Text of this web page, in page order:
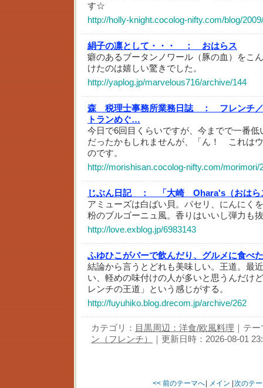
す☆
http://holly-knight.cocolog-nifty.com/blog/
絹子の凛として・・・ ：
おはらス
癖のあるブータンノワール（豚の血）をこ
けたのは嬉しい驚きでした。
http://yaplog.jp/marvelous716/archive/144
森 税理士事務所業務日誌 ：
フレンチ
トランめぐ…
今日で6回目くらいですが、今までで一番
だったかもしれませんが、「ん！ これは
のです。
http://morishisan.cocolog-nifty.com/morimori/
じぶん日記 ：
「大崎 Ohara's（おは
アミューズは白ばい貝。パセリ、にんにく
粉のブルゴーニュ風。香りはいいし弾力も
http://love.exblog.jp/6983143
ふゆひこがバーで飲んだり、グルメに食べ
結論から言うとどれも美味しい。王道。最
い、軽めの味付けの人が多いと思うんだけ
レンチの王道」という感じがする。
http://fuyuhiko.blog.drecom.jp/archive/262
カテゴリ： 目黒周辺：洋食/欧風料理 ｜テ
ン（フレンチ）
｜更新日時：2026-08-01
<< 前のテーマへ メイン 次のテ